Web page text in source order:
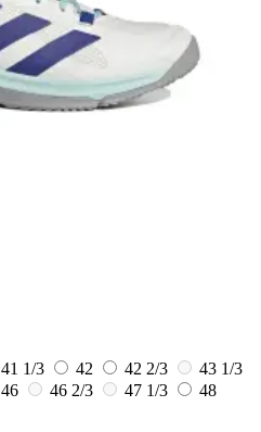
41 1/3 42 42 2/3
43 1/3
46 46 2/3 47 1/3
48